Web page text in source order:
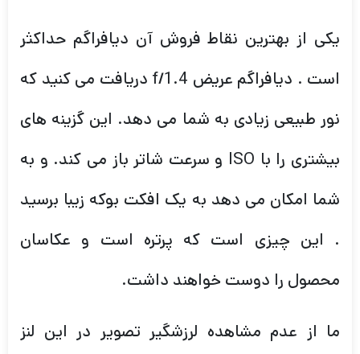
یکی از بهترین نقاط فروش آن دیافراگم حداکثر
است . دیافراگم عریض f/1.4 دریافت می کنید که
نور طبیعی زیادی به شما می دهد. این گزینه های
بیشتری را با ISO و سرعت شاتر باز می کند. و به
شما امکان می دهد به یک افکت بوکه زیبا برسید
. این چیزی است که پرتره است و عکاسان
محصول را دوست خواهند داشت.
ما از عدم مشاهده لرزشگیر تصویر در این لنز